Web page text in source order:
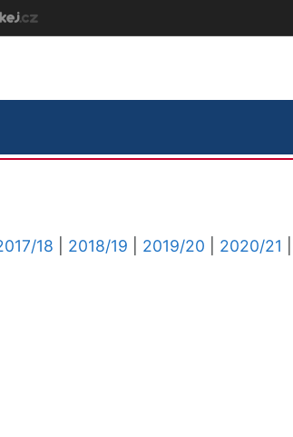
18 2018/19 2019/20 2020/21